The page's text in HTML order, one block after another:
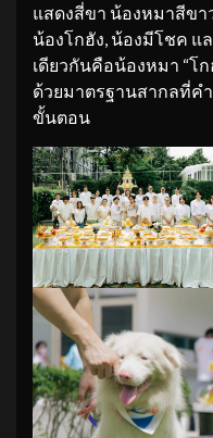
แสดงสี่ขา น้องหมาสีขา
น้องโกฮัง, น้องมีโชค แ
เดียวกันคือน้องหมา “โ
ด้วยมาตรฐานสากลที่ค
ขั้นตอน